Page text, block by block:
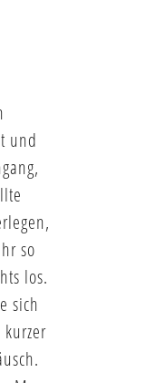
und
so
los.
sich